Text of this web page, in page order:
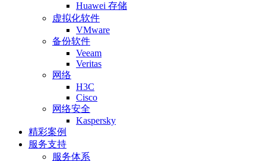
Huawei 存储
虚拟化软件
VMware
备份软件
Veeam
Veritas
网络
H3C
Cisco
网络安全
Kaspersky
精彩案例
服务支持
服务体系